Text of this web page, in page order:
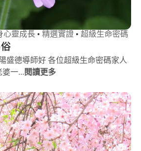
心靈成長 • 精選實證 • 超級生命密碼
盛德導師好 各位超級生命密碼家人
婆一... 閱讀更多